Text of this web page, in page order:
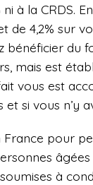
à la CRDS.
de 4,2% sur
du
mais est
vous est
si vous n’y
France pour
à